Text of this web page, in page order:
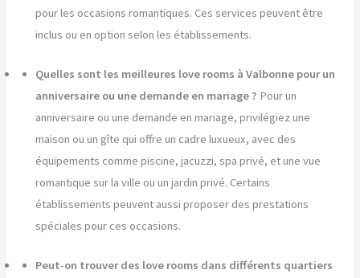
pour les occasions romantiques. Ces services peuvent être
inclus ou en option selon les établissements.
Quelles sont les meilleures love rooms à Valbonne pour un
anniversaire ou une demande en mariage ? Pour un
anniversaire ou une demande en mariage, privilégiez une
maison ou un gîte qui offre un cadre luxueux, avec des
équipements comme piscine, jacuzzi, spa privé, et une vue
romantique sur la ville ou un jardin privé. Certains
établissements peuvent aussi proposer des prestations
spéciales pour ces occasions.
Peut-on trouver des love rooms dans différents quartiers